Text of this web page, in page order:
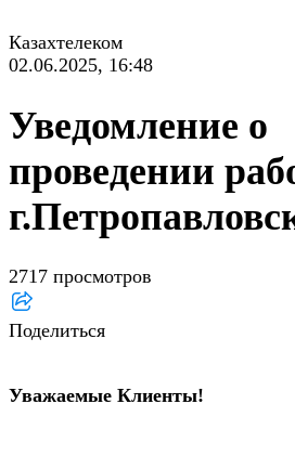
Казахтелеком
02.06.2025, 16:48
Уведомление о
проведении
2717 просмотров
Поделиться
Уважаемые Клиенты!